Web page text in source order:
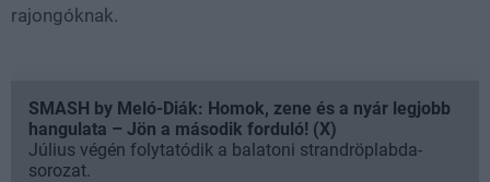
rajongóknak.
SMASH by Meló-Diák: Homok, zene és a nyár legjobb
hangulata – Jön a második forduló! (X)
Július végén folytatódik a balatoni strandröplabda-
sorozat.